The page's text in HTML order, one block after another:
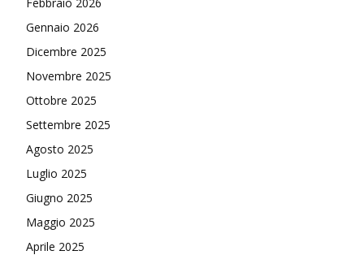
Gennaio 2026
Dicembre 2025
Novembre 2025
Ottobre 2025
Settembre 2025
Agosto 2025
Luglio 2025
Giugno 2025
Maggio 2025
Aprile 2025